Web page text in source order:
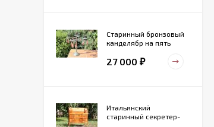
Старинный бронзовый
канделябр на пять
27 000 ₽
Итальянский
старинный секретер-